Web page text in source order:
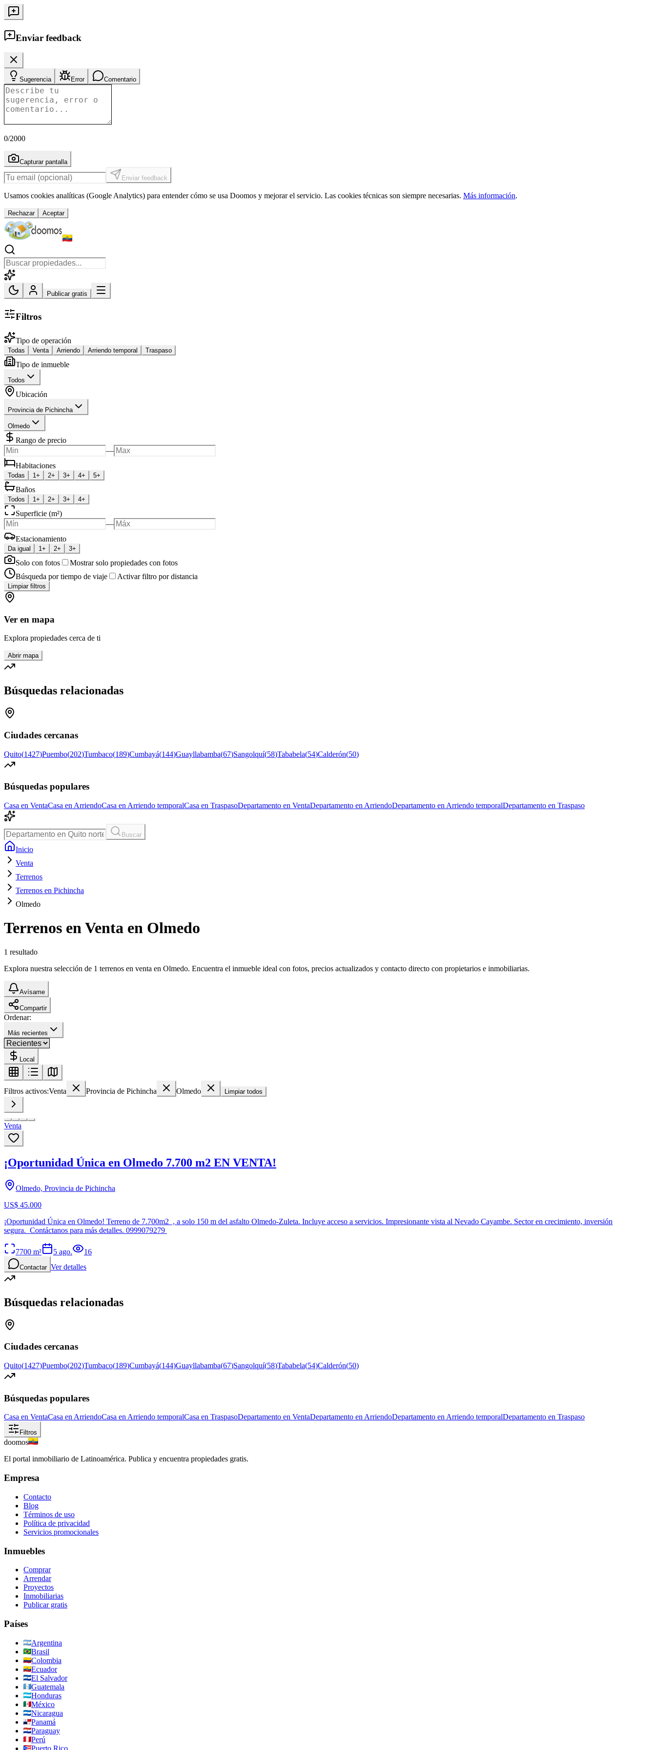
Enviar feedback
Sugerencia Error Comentario
0/2000
Capturar pantalla
Enviar feedback
Usamos cookies analíticas (Google Analytics) para entender cómo se usa Doomos y mejorar el servicio. Las cookies técnicas son siempre necesarias. Más información.
Rechazar Aceptar
Publicar gratis
Filtros
Tipo de operación
Todas Venta Arriendo Arriendo temporal Traspaso
Tipo de inmueble
Todos
Ubicación
Provincia de Pichincha
Olmedo
Rango de precio
—
Habitaciones
Todas 1+ 2+ 3+ 4+ 5+
Baños
Todos 1+ 2+ 3+ 4+
Superficie (m²)
—
Estacionamiento
Da igual 1+ 2+ 3+
Solo con fotos
Mostrar solo propiedades con fotos
Búsqueda por tiempo de viaje
Activar filtro por distancia
Limpiar filtros
Ver en mapa
Explora propiedades cerca de ti
Abrir mapa
Búsquedas relacionadas
Ciudades cercanas
Quito(1427)Puembo(202)Tumbaco(189)Cumbayá(144)Guayllabamba(67)Sangolquí(58)Tababela(54)Calderón(50)
Búsquedas populares
Casa en VentaCasa en ArriendoCasa en Arriendo temporalCasa en TraspasoDepartamento en VentaDepartamento en ArriendoDepartamento en Arriendo temporalDepartamento en Traspaso
Buscar
Inicio
Venta
Terrenos
Terrenos en Pichincha
Olmedo
Terrenos en Venta en Olmedo
1 resultado
Explora nuestra selección de 1 terrenos en venta en Olmedo. Encuentra el inmueble ideal con fotos, precios actualizados y contacto directo con propietarios e inmobiliarias.
Avísame
Compartir
Ordenar:
Más recientes
Local
Filtros activos:Venta Provincia de Pichincha Olmedo Limpiar todos
Venta
¡Oportunidad Única en Olmedo 7.700 m2 EN VENTA!
Olmedo, Provincia de Pichincha
US$ 45.000
¡Oportunidad Única en Olmedo! Terreno de 7.700m2 , a solo 150 m del asfalto Olmedo-Zuleta. Incluye acceso a servicios. Impresionante vista al Nevado Cayambe. Sector en crecimiento, inversión
segura. Contáctanos para más detalles. 0999079279
7700 m² 5 ago. 16
Contactar Ver detalles
Búsquedas relacionadas
Ciudades cercanas
Quito(1427)Puembo(202)Tumbaco(189)Cumbayá(144)Guayllabamba(67)Sangolquí(58)Tababela(54)Calderón(50)
Búsquedas populares
Casa en VentaCasa en ArriendoCasa en Arriendo temporalCasa en TraspasoDepartamento en VentaDepartamento en ArriendoDepartamento en Arriendo temporalDepartamento en Traspaso
Filtros
doomos
El portal inmobiliario de Latinoamérica. Publica y encuentra propiedades gratis.
Empresa
Contacto
Blog
Términos de uso
Política de privacidad
Servicios promocionales
Inmuebles
Comprar
Arrendar
Proyectos
Inmobiliarias
Publicar gratis
Países
Argentina
Brasil
Colombia
Ecuador
El Salvador
Guatemala
Honduras
México
Nicaragua
Panamá
Paraguay
Perú
Puerto Rico